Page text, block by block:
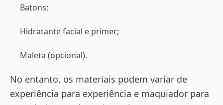
Batons;
Hidratante facial e primer;
Maleta (opcional).
No entanto, os materiais podem variar de
experiência para experiência e maquiador para